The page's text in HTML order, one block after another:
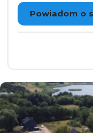
Powiadom o